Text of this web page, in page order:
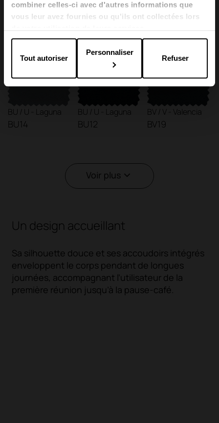
combiner celles-ci avec d'autres informations que
vous leur avez fournies ou qu'ils ont collectées lors
Tout autoriser
Personnaliser
Refuser
BU / U - Laguna
BU22
BU / U - Laguna
BU20
BU / U - Laguna
BU25
BU / U - Laguna
BU14
BU / U - Laguna
BU12
BV / V - Valencia
BV19
Voir plus
Un design accueillant
Sa silhouette douce et ses accoudoirs intégrés
enveloppent le corps pendant de longues
journées, accompagnant l’utilisateur de la
première réunion jusqu’à la pause-café.